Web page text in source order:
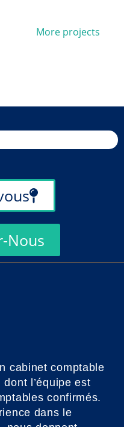
More projects
Nous
cabinet comptable
l’équipe est
confirmés.
dans le